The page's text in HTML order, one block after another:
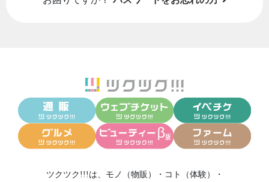
ツクツク!!!は、 モノ（物販） ・ コト（体験）
・